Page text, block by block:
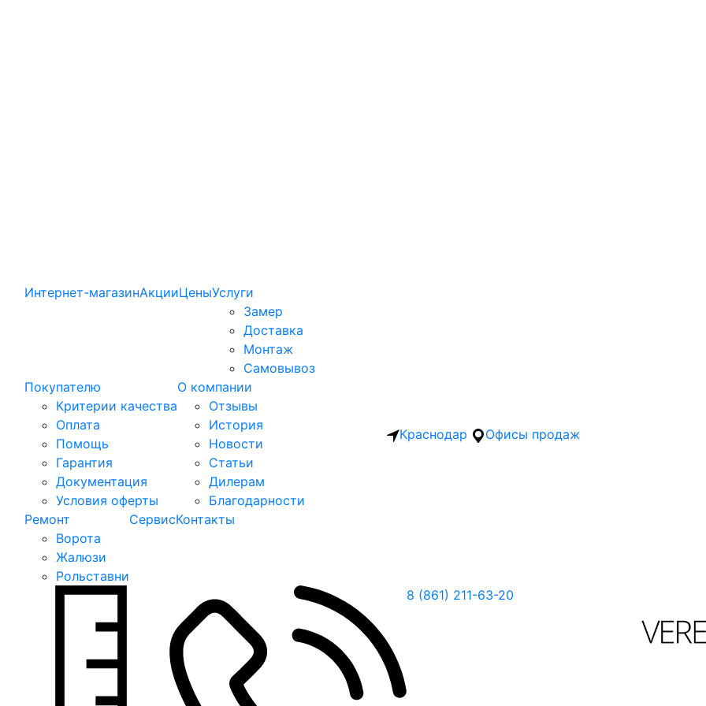
Интернет-магазинАкцииЦеныУслуги
Замер
Доставка
Монтаж
Самовывоз
Покупателю
Критерии качества
Оплата
Помощь
Гарантия
Документация
Условия оферты
О компании
Отзывы
История
Новости
Статьи
Дилерам
Благодарности
Ремонт
Ворота
Жалюзи
Рольставни
СервисКонтакты
Краснодар Офисы продаж
8 (861) 211-63-20